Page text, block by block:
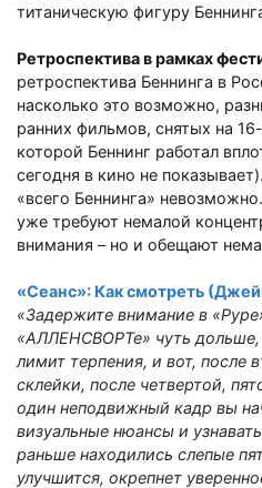
титаническую фигуру
Ретроспектива в рамках
ретроспектива Беннинга в
насколько это возможно,
ранних фильмов, снятых на
которой Беннинг работал
сегодня в кино не
«всего Беннинга» невозможно.
уже требуют немалой
внимания – но и обещают
«Сеанс»: Как смотреть
«Задержите внимание в
«АЛЛЕНСВОРТе» чуть дольше,
лимит терпения, и вот, после
склейки, после четвертой,
один неподвижный кадр вы
визуальные нюансы и
раньше находились слепые
улучшится, окрепнет